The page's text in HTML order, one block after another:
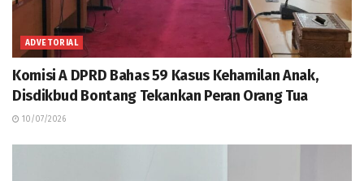
ADVETORIAL
Komisi A DPRD Bahas 59 Kasus Kehamilan Anak,
Disdikbud Bontang Tekankan Peran Orang Tua
10/07/2026